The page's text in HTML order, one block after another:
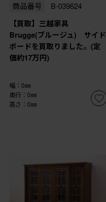
商品番号 B-039624
【買取】三越家具
Brugge(ブルージュ) サイド
ボードを買取りました。(定
価約17万円)
幅：0㎜
奥行：0㎜
高さ：0㎜